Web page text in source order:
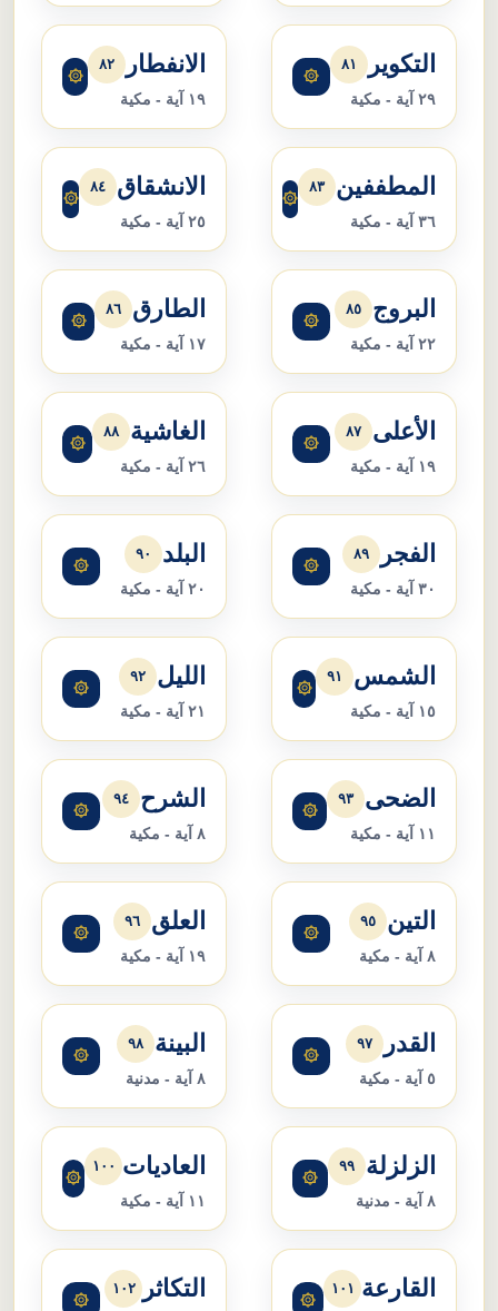
التكوير ٨١
٢٩ آية - مكية
۞ الانفطار ٨٢
١٩ آية - مكية
۞
المطففين ٨٣
٣٦ آية - مكية
۞ الانشقاق ٨٤
٢٥ آية - مكية
۞
البروج ٨٥
٢٢ آية - مكية
۞ الطارق ٨٦
١٧ آية - مكية
۞
الأعلى ٨٧
١٩ آية - مكية
۞ الغاشية ٨٨
٢٦ آية - مكية
۞
الفجر ٨٩
٣٠ آية - مكية
۞ البلد ٩٠
٢٠ آية - مكية
۞
الشمس ٩١
١٥ آية - مكية
۞ الليل ٩٢
٢١ آية - مكية
۞
الضحى ٩٣
١١ آية - مكية
۞ الشرح ٩٤
٨ آية - مكية
۞
التين ٩٥
٨ آية - مكية
۞ العلق ٩٦
١٩ آية - مكية
۞
القدر ٩٧
٥ آية - مكية
۞ البينة ٩٨
٨ آية - مدنية
۞
الزلزلة ٩٩
٨ آية - مدنية
۞ العاديات ١٠٠
١١ آية - مكية
۞
القارعة ١٠١
۞ التكاثر ١٠٢
۞